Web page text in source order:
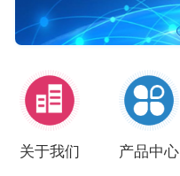
关于我们 产品中心